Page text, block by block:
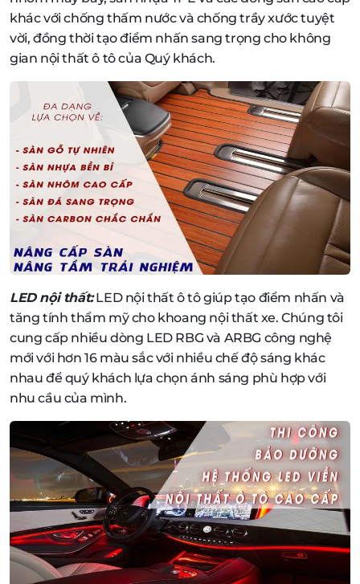
khác với chống thấm nước và chống trầy xước tuyệt
vời, đồng thời tạo điểm nhấn sang trọng cho không
gian nội thất ô tô của Quý khách.
LED nội thất:LED nội thất ô tô giúp tạo điểm nhấn và
tăng tính thẩm mỹ cho khoang nội thất xe. Chúng tôi
cung cấp nhiều dòng LED RBG và ARBG công nghệ
mới với hơn 16 màu sắc với nhiều chế độ sáng khác
nhau để quý khách lựa chọn ánh sáng phù hợp với
nhu cầu của mình.